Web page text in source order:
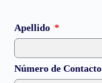
Apellido
Número de Contacto